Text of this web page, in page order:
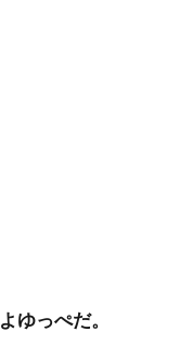
ゆっぺだ。